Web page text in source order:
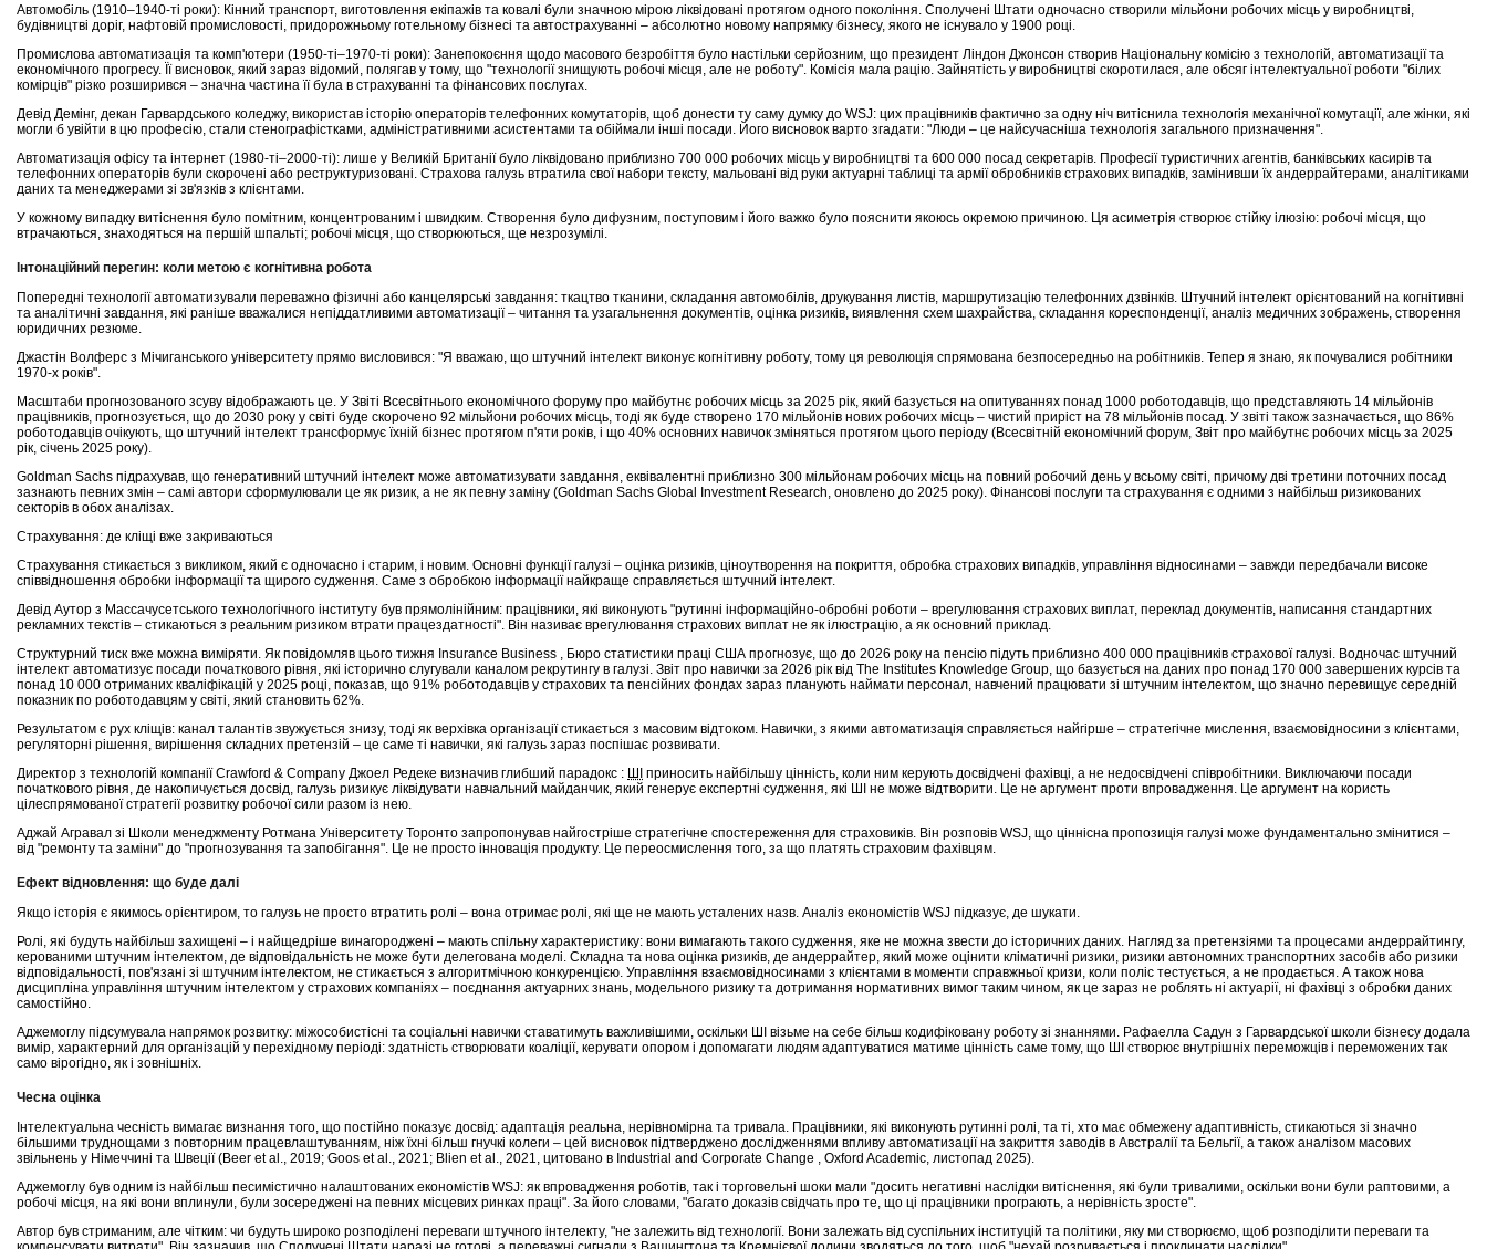
Автомобіль (1910–1940-ті роки): Кінний транспорт, виготовлення екіпажів та ковалі були значною мірою ліквідовані протягом одного покоління. Сполучені Штати одночасно створили мільйони робочих місць у виробництві,
будівництві доріг, нафтовій промисловості, придорожньому готельному бізнесі та автострахуванні – абсолютно новому напрямку бізнесу, якого не існувало у 1900 році.
Промислова автоматизація та комп'ютери (1950-ті–1970-ті роки): Занепокоєння щодо масового безробіття було настільки серйозним, що президент Ліндон Джонсон створив Національну комісію з технологій, автоматизації та
економічного прогресу. Її висновок, який зараз відомий, полягав у тому, що "технології знищують робочі місця, але не роботу". Комісія мала рацію. Зайнятість у виробництві скоротилася, але обсяг інтелектуальної роботи "білих
комірців" різко розширився – значна частина її була в страхуванні та фінансових послугах.
Девід Демінг, декан Гарвардського коледжу, використав історію операторів телефонних комутаторів, щоб донести ту саму думку до WSJ: цих працівників фактично за одну ніч витіснила технологія механічної комутації, але жінки, які
могли б увійти в цю професію, стали стенографістками, адміністративними асистентами та обіймали інші посади. Його висновок варто згадати: "Люди – це найсучасніша технологія загального призначення".
Автоматизація офісу та інтернет (1980-ті–2000-ті): лише у Великій Британії було ліквідовано приблизно 700 000 робочих місць у виробництві та 600 000 посад секретарів. Професії туристичних агентів, банківських касирів та
телефонних операторів були скорочені або реструктуризовані. Страхова галузь втратила свої набори тексту, мальовані від руки актуарні таблиці та армії обробників страхових випадків, замінивши їх андеррайтерами, аналітиками
даних та менеджерами зі зв'язків з клієнтами.
У кожному випадку витіснення було помітним, концентрованим і швидким. Створення було дифузним, поступовим і його важко було пояснити якоюсь окремою причиною. Ця асиметрія створює стійку ілюзію: робочі місця, що
втрачаються, знаходяться на першій шпальті; робочі місця, що створюються, ще незрозумілі.
Інтонаційний перегин: коли метою є когнітивна робота
Попередні технології автоматизували переважно фізичні або канцелярські завдання: ткацтво тканини, складання автомобілів, друкування листів, маршрутизацію телефонних дзвінків. Штучний інтелект орієнтований на когнітивні
та аналітичні завдання, які раніше вважалися непіддатливими автоматизації – читання та узагальнення документів, оцінка ризиків, виявлення схем шахрайства, складання кореспонденції, аналіз медичних зображень, створення
юридичних резюме.
Джастін Волферс з Мічиганського університету прямо висловився: "Я вважаю, що штучний інтелект виконує когнітивну роботу, тому ця революція спрямована безпосередньо на робітників. Тепер я знаю, як почувалися робітники
1970-х років".
Масштаби прогнозованого зсуву відображають це. У Звіті Всесвітнього економічного форуму про майбутнє робочих місць за 2025 рік, який базується на опитуваннях понад 1000 роботодавців, що представляють 14 мільйонів
працівників, прогнозується, що до 2030 року у світі буде скорочено 92 мільйони робочих місць, тоді як буде створено 170 мільйонів нових робочих місць – чистий приріст на 78 мільйонів посад. У звіті також зазначається, що 86%
роботодавців очікують, що штучний інтелект трансформує їхній бізнес протягом п'яти років, і що 40% основних навичок зміняться протягом цього періоду (Всесвітній економічний форум, Звіт про майбутнє робочих місць за 2025
рік, січень 2025 року).
Goldman Sachs підрахував, що генеративний штучний інтелект може автоматизувати завдання, еквівалентні приблизно 300 мільйонам робочих місць на повний робочий день у всьому світі, причому дві третини поточних посад
зазнають певних змін – самі автори сформулювали це як ризик, а не як певну заміну (Goldman Sachs Global Investment Research, оновлено до 2025 року). Фінансові послуги та страхування є одними з найбільш ризикованих
секторів в обох аналізах.
Страхування: де кліщі вже закриваються
Страхування стикається з викликом, який є одночасно і старим, і новим. Основні функції галузі – оцінка ризиків, ціноутворення на покриття, обробка страхових випадків, управління відносинами – завжди передбачали високе
співвідношення обробки інформації та щирого судження. Саме з обробкою інформації найкраще справляється штучний інтелект.
Девід Аутор з Массачусетського технологічного інституту був прямолінійним: працівники, які виконують "рутинні інформаційно-обробні роботи – врегулювання страхових виплат, переклад документів, написання стандартних
рекламних текстів – стикаються з реальним ризиком втрати працездатності". Він називає врегулювання страхових виплат не як ілюстрацію, а як основний приклад.
Структурний тиск вже можна виміряти. Як повідомляв цього тижня Insurance Business , Бюро статистики праці США прогнозує, що до 2026 року на пенсію підуть приблизно 400 000 працівників страхової галузі. Водночас штучний
інтелект автоматизує посади початкового рівня, які історично слугували каналом рекрутингу в галузі. Звіт про навички за 2026 рік від The ​​Institutes Knowledge Group, що базується на даних про понад 170 000 завершених курсів та
понад 10 000 отриманих кваліфікацій у 2025 році, показав, що 91% роботодавців у страхових та пенсійних фондах зараз планують наймати персонал, навчений працювати зі штучним інтелектом, що значно перевищує середній
показник по роботодавцям у світі, який становить 62%.
Результатом є рух кліщів: канал талантів звужується знизу, тоді як верхівка організації стикається з масовим відтоком. Навички, з якими автоматизація справляється найгірше – стратегічне мислення, взаємовідносини з клієнтами,
регуляторні рішення, вирішення складних претензій – це саме ті навички, які галузь зараз поспішає розвивати.
Директор з технологій компанії Crawford & Company Джоел Редеке визначив глибший парадокс : ШІ приносить найбільшу цінність, коли ним керують досвідчені фахівці, а не недосвідчені співробітники. Виключаючи посади
початкового рівня, де накопичується досвід, галузь ризикує ліквідувати навчальний майданчик, який генерує експертні судження, які ШІ не може відтворити. Це не аргумент проти впровадження. Це аргумент на користь
цілеспрямованої стратегії розвитку робочої сили разом із нею.
Аджай Агравал зі Школи менеджменту Ротмана Університету Торонто запропонував найгостріше стратегічне спостереження для страховиків. Він розповів WSJ, що ціннісна пропозиція галузі може фундаментально змінитися –
від "ремонту та заміни" до "прогнозування та запобігання". Це не просто інновація продукту. Це переосмислення того, за що платять страховим фахівцям.
Ефект відновлення: що буде далі
Якщо історія є якимось орієнтиром, то галузь не просто втратить ролі – вона отримає ролі, які ще не мають усталених назв. Аналіз економістів WSJ підказує, де шукати.
Ролі, які будуть найбільш захищені – і найщедріше винагороджені – мають спільну характеристику: вони вимагають такого судження, яке не можна звести до історичних даних. Нагляд за претензіями та процесами андеррайтингу,
керованими штучним інтелектом, де відповідальність не може бути делегована моделі. Складна та нова оцінка ризиків, де андеррайтер, який може оцінити кліматичні ризики, ризики автономних транспортних засобів або ризики
відповідальності, пов'язані зі штучним інтелектом, не стикається з алгоритмічною конкуренцією. Управління взаємовідносинами з клієнтами в моменти справжньої кризи, коли поліс тестується, а не продається. А також нова
дисципліна управління штучним інтелектом у страхових компаніях – поєднання актуарних знань, модельного ризику та дотримання нормативних вимог таким чином, як це зараз не роблять ні актуарії, ні фахівці з обробки даних
самостійно.
Аджемоглу підсумувала напрямок розвитку: міжособистісні та соціальні навички ставатимуть важливішими, оскільки ШІ візьме на себе більш кодифіковану роботу зі знаннями. Рафаелла Садун з Гарвардської школи бізнесу додала
вимір, характерний для організацій у перехідному періоді: здатність створювати коаліції, керувати опором і допомагати людям адаптуватися матиме цінність саме тому, що ШІ створює внутрішніх переможців і переможених так
само вірогідно, як і зовнішніх.
Чесна оцінка
Інтелектуальна чесність вимагає визнання того, що постійно показує досвід: адаптація реальна, нерівномірна та тривала. Працівники, які виконують рутинні ролі, та ті, хто має обмежену адаптивність, стикаються зі значно
більшими труднощами з повторним працевлаштуванням, ніж їхні більш гнучкі колеги – цей висновок підтверджено дослідженнями впливу автоматизації на закриття заводів в Австралії та Бельгії, а також аналізом масових
звільнень у Німеччині та Швеції (Beer et al., 2019; Goos et al., 2021; Blien et al., 2021, цитовано в Industrial and Corporate Change , Oxford Academic, листопад 2025).
Аджемоглу був одним із найбільш песимістично налаштованих економістів WSJ: як впровадження роботів, так і торговельні шоки мали "досить негативні наслідки витіснення, які були тривалими, оскільки вони були раптовими, а
робочі місця, на які вони вплинули, були зосереджені на певних місцевих ринках праці". За його словами, "багато доказів свідчать про те, що ці працівники програють, а нерівність зросте".
Автор був стриманим, але чітким: чи будуть широко розподілені переваги штучного інтелекту, "не залежить від технології. Вони залежать від суспільних інституцій та політики, яку ми створюємо, щоб розподілити переваги та